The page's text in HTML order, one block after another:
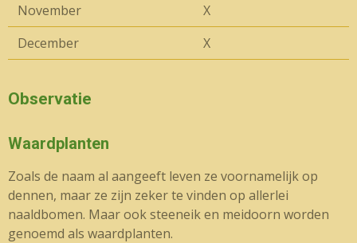
November
X
December
X
Observatie
Waardplanten
Zoals de naam al aangeeft leven ze voornamelijk op
dennen, maar ze zijn zeker te vinden op allerlei
naaldbomen. Maar ook steeneik en meidoorn worden
genoemd als waardplanten.